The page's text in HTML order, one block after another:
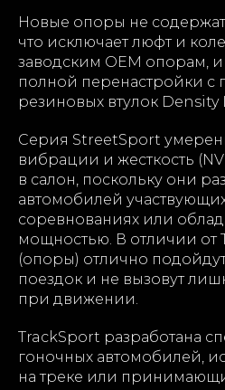
Новые опоры не содержат
что исключает люфт и
заводским OEM опорам,
полной перенастройки
резиновых втулок Density
Серия StreetSport
вибрации и жесткость
в салон, поскольку они
автомобилей
соревнованиях или
мощностью. В отличии от
(опоры) отлично
поездок и не вызовут
при движении.
TrackSport разработана
гоночных автомобилей,
на треке или